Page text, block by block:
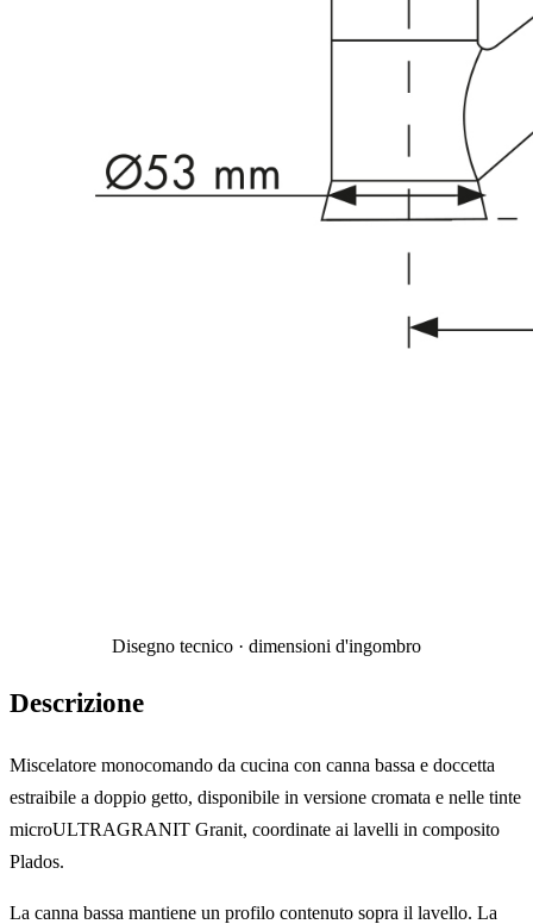
Disegno tecnico · dimensioni d'ingombro
Descrizione
Miscelatore monocomando da cucina con canna bassa e doccetta
estraibile a doppio getto, disponibile in versione cromata e nelle tinte
microULTRAGRANIT Granit, coordinate ai lavelli in composito
Plados.
La canna bassa mantiene un profilo contenuto sopra il lavello. La